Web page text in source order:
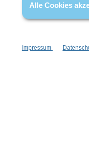
* Alle Preise inkl.
wenn
Alle Cookies
Impressum